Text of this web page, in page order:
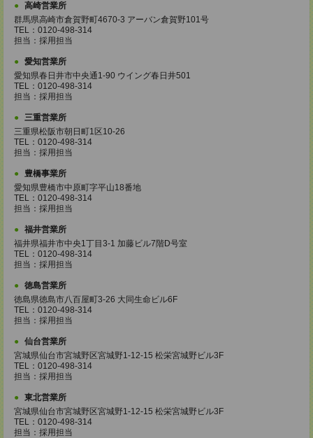
高崎営業所
群馬県高崎市倉賀野町4670-3 アーバン倉賀野101号
TEL：0120-498-314
担当：採用担当
愛知営業所
愛知県春日井市中央通1-90 ウイング春日井501
TEL：0120-498-314
担当：採用担当
三重営業所
三重県松阪市朝日町1区10-26
TEL：0120-498-314
担当：採用担当
豊橋事業所
愛知県豊橋市中原町字平山18番地
TEL：0120-498-314
担当：採用担当
福井営業所
福井県福井市中央1丁目3-1 加藤ビル7階D号室
TEL：0120-498-314
担当：採用担当
徳島営業所
徳島県徳島市八百屋町3-26 大同生命ビル6F
TEL：0120-498-314
担当：採用担当
仙台営業所
宮城県仙台市宮城野区宮城野1-12-15 松栄宮城野ビル3F
TEL：0120-498-314
担当：採用担当
東北営業所
宮城県仙台市宮城野区宮城野1-12-15 松栄宮城野ビル3F
TEL：0120-498-314
担当：採用担当